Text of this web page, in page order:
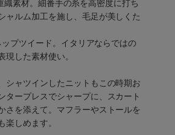
素材。細番手の糸を高密度に打ち
ルム加工を施し、毛足が美しくた
プツイード。イタリアならではの
した素材使い。
シャツインしたニットもこの時期お
ープレスでシャープに、スカート
さを添えて。マフラーやストールを
しめます。